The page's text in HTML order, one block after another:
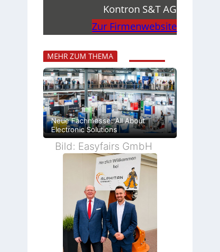
Kontron S&T AG
Zur Firmenwebsite
MEHR ZUM THEMA
Neue Fachmesse: All About
Electronic Solutions
Bild: Easyfairs GmbH